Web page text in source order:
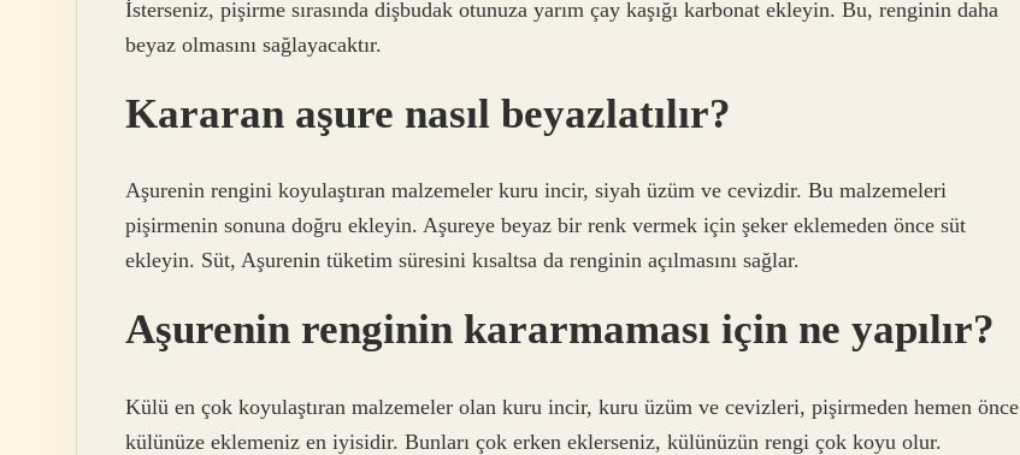
İsterseniz, pişirme sırasında dişbudak otunuza yarım çay kaşığı karbonat ekleyin. Bu, renginin daha
beyaz olmasını sağlayacaktır.
Kararan aşure nasıl beyazlatılır?
Aşurenin rengini koyulaştıran malzemeler kuru incir, siyah üzüm ve cevizdir. Bu malzemeleri
pişirmenin sonuna doğru ekleyin. Aşureye beyaz bir renk vermek için şeker eklemeden önce süt
ekleyin. Süt, Aşurenin tüketim süresini kısaltsa da renginin açılmasını sağlar.
Aşurenin renginin kararmaması için ne yapılır?
Külü en çok koyulaştıran malzemeler olan kuru incir, kuru üzüm ve cevizleri, pişirmeden hemen önce
külünüze eklemeniz en iyisidir. Bunları çok erken eklerseniz, külünüzün rengi çok koyu olur.